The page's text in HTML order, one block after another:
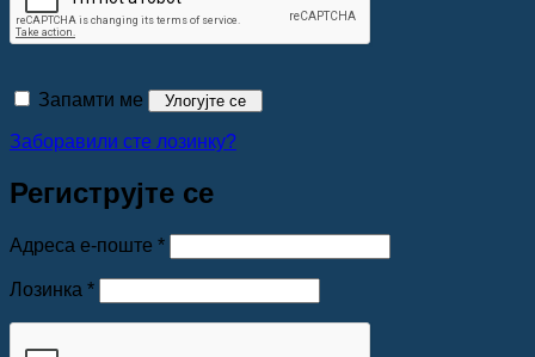
Запамти ме Улогујте се
Заборавили сте лозинку?
Региструјте се
Адреса е-поште *Обавезно
Лозинка *Обавезно